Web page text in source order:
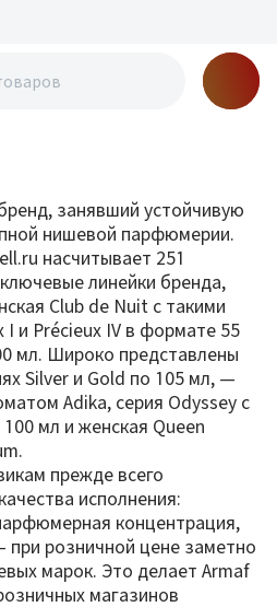
занявший устойчивую
нишевой парфюмерии.
насчитывает 251
линейки бренда,
Club de Nuit с такими
I и Précieux IV в формате 55
мл. Широко представлены
Silver и Gold по 105 мл, —
Adika, серия Odyssey с
мл и женская Queen
прежде всего
исполнения:
концентрация,
при розничной цене заметно
марок. Это делает Armaf
магазинов